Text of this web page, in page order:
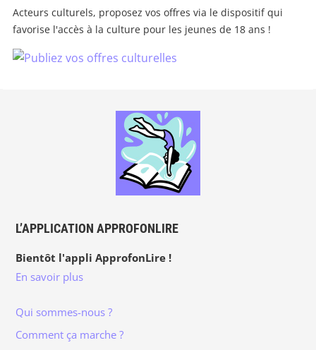
Acteurs culturels, proposez vos offres via le dispositif qui
favorise l'accès à la culture pour les jeunes de 18 ans !
L’APPLICATION APPROFONLIRE
Bientôt l'appli ApprofonLire !
En savoir plus
Qui sommes-nous ?
Comment ça marche ?